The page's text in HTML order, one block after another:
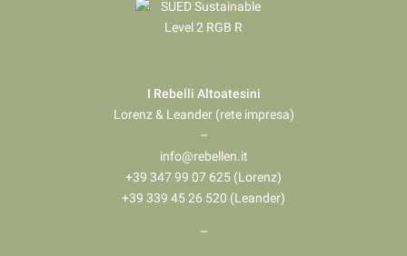
I Rebelli Altoatesini
Lorenz & Leander (rete impresa)
–
info@rebellen.it
+39 347 99 07 625 (Lorenz)
+39 339 45 26 520 (Leander)
–